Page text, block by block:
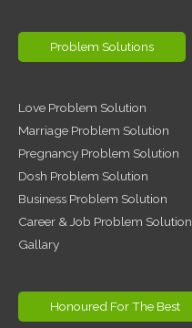
Problem Solutions
Love Problem Solution
Marriage Problem Solution
Pregnancy Problem Solution
Dosh Problem Solution
Business Problem Solution
Career & Job Problem Solution
Gallary
Honoured For The Best